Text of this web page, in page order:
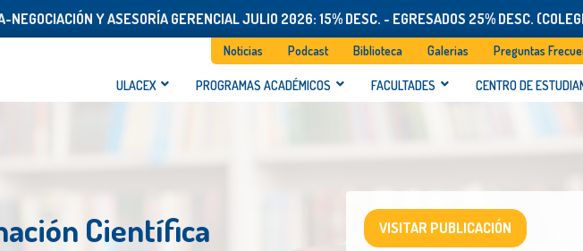
NEGOCIACIÓN Y ASESORÍA GERENCIAL JULIO 2026: 15% DESC. - EGRESADOS 25% DESC.
Noticias Podcast Biblioteca Galerias Preguntas
ULACEX PROGRAMAS ACADÉMICOS FACULTADES CENTRO DE
Científica VISITAR PUBLICACIÓN